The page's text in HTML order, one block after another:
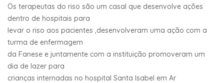
Os terapeutas do riso são um casal que desenvolve ações
dentro de hospitais para
levar o riso aos pacientes ,desenvolveram uma ação com a
turma de enfermagem
da Fanese e juntamente com a instituição promoveram um
dia de lazer para
crianças internadas no hospital Santa Isabel em Ar